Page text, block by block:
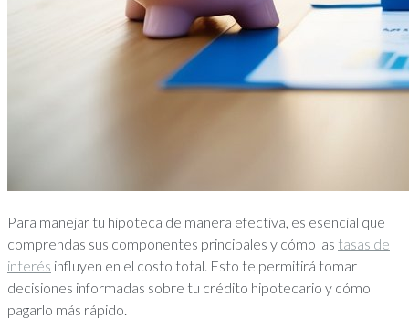
Para manejar tu hipoteca de manera efectiva, es esencial que
comprendas sus componentes principales y cómo las tasas de
interés influyen en el costo total. Esto te permitirá tomar
decisiones informadas sobre tu crédito hipotecario y cómo
pagarlo más rápido.